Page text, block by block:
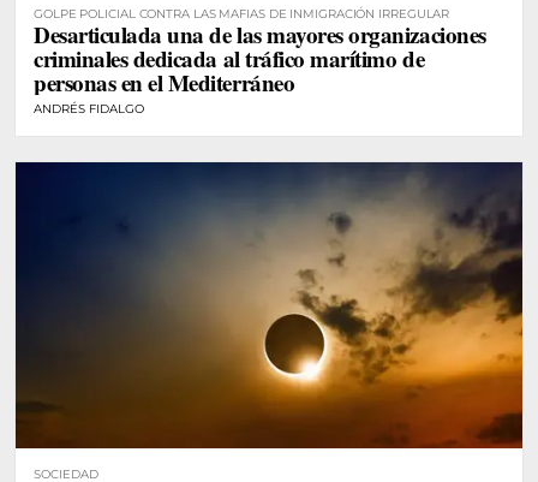
GOLPE POLICIAL CONTRA LAS MAFIAS DE INMIGRACIÓN IRREGULAR
Desarticulada una de las mayores organizaciones
criminales dedicada al tráfico marítimo de
personas en el Mediterráneo
ANDRÉS FIDALGO
SOCIEDAD